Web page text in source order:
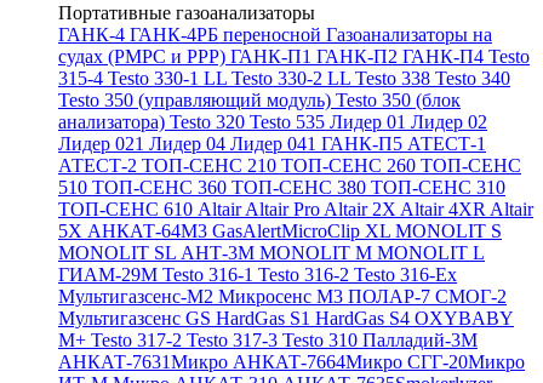
Портативные газоанализаторы
ГАНК-4 ГАНК-4РБ переносной Газоанализаторы на
судах (РМРС и РРР) ГАНК-П1 ГАНК-П2 ГАНК-П4 Testo
315-4 Testo 330-1 LL Testo 330-2 LL Testo 338 Testo 340
Testo 350 (управляющий модуль) Testo 350 (блок
анализатора) Testo 320 Testo 535 Лидер 01 Лидер 02
Лидер 021 Лидер 04 Лидер 041 ГАНК-П5 АТЕСТ-1
АТЕСТ-2 ТОП-СЕНС 210 ТОП-СЕНС 260 ТОП-СЕНС
510 ТОП-СЕНС 360 ТОП-СЕНС 380 ТОП-СЕНС 310
ТОП-СЕНС 610 AltairAltair Pro Altair 2X Altair 4XR Altair
5X АНКАТ-64М3 GasAlertMicroClip XL MONOLIT S
MONOLIT SL АНТ-3М MONOLIT M MONOLIT L
ГИАМ-29М Testo 316-1 Testo 316-2 Testo 316-Ex
Мультигазсенс-М2 Микросенс М3 ПОЛАР-7 СМОГ-2
Мультигазсенс GS HardGas S1 HardGas S4 OXYBABY
M+ Testo 317-2 Testo 317-3 Testo 310 Палладий-3М
АНКАТ-7631Микро АНКАТ-7664Микро СГГ-20Микро